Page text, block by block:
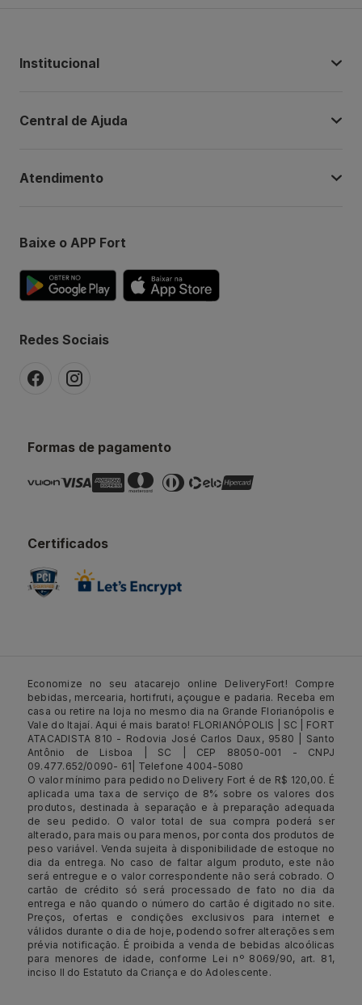
Institucional
Central de Ajuda
Atendimento
Baixe o APP Fort
Redes Sociais
Formas de pagamento
Certificados
Economize no seu atacarejo online DeliveryFort! Compre
bebidas, mercearia, hortifruti, açougue e padaria. Receba em
casa ou retire na loja no mesmo dia na Grande Florianópolis e
Vale do Itajaí. Aqui é mais barato! FLORIANÓPOLIS | SC | FORT
ATACADISTA 810 - Rodovia José Carlos Daux, 9580 | Santo
Antônio de Lisboa | SC | CEP 88050-001 - CNPJ
09.477.652/0090- 61| Telefone 4004-5080
O valor mínimo para pedido no Delivery Fort é de R$ 120,00. É
aplicada uma taxa de serviço de 8% sobre os valores dos
produtos, destinada à separação e à preparação adequada
de seu pedido. O valor total de sua compra poderá ser
alterado, para mais ou para menos, por conta dos produtos de
peso variável. Venda sujeita à disponibilidade de estoque no
dia da entrega. No caso de faltar algum produto, este não
será entregue e o valor correspondente não será cobrado. O
cartão de crédito só será processado de fato no dia da
entrega e não quando o número do cartão é digitado no site.
Preços, ofertas e condições exclusivos para internet e
válidos durante o dia de hoje, podendo sofrer alterações sem
prévia notificação. É proibida a venda de bebidas alcoólicas
para menores de idade, conforme Lei nº 8069/90, art. 81,
inciso II do Estatuto da Criança e do Adolescente.